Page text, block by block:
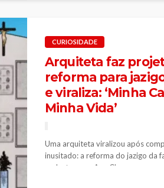
CURIOSIDADE
Arquiteta faz
reforma para
e viraliza: ‘Minha
Minha Vida’
Uma arquiteta viralizou após
inusitado: a reforma do jazigo da
no Instagram, Ana Clara...